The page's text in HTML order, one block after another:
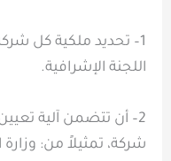
1– تحديد ملكية كل
اللجنة الإشرافية.
2– أن تتضمن آلية
شركة، تمثيلاً من: